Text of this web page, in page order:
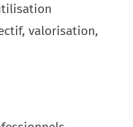
valorisation,